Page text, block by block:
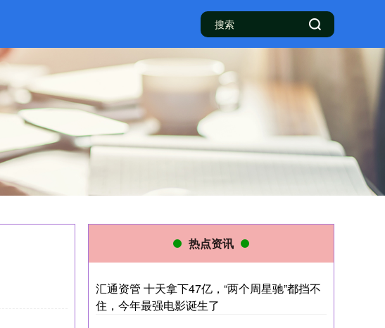
热点资讯
汇通资管 十天拿下47亿，“两个周星驰”都挡不
住，今年最强电影诞生了